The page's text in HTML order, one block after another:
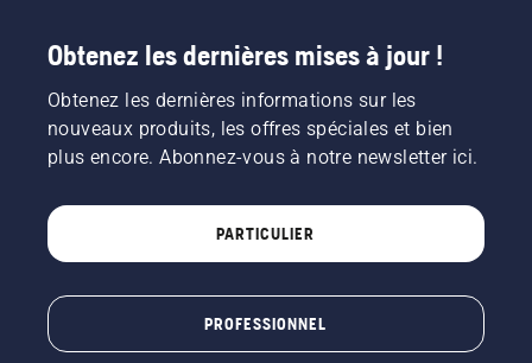
Obtenez les dernières mises à jour !
Obtenez les dernières informations sur les
nouveaux produits, les offres spéciales et bien
plus encore. Abonnez-vous à notre newsletter ici.
PARTICULIER
PROFESSIONNEL